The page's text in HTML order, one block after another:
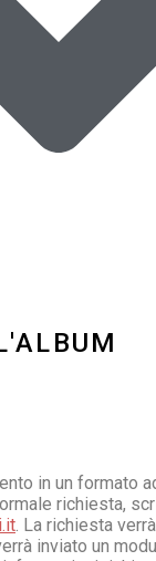
in un formato
richiesta,
. La richiesta
inviato un